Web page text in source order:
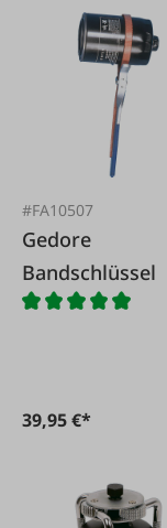
#FA10507
Gedore
Bandschlüssel
39,95 €*